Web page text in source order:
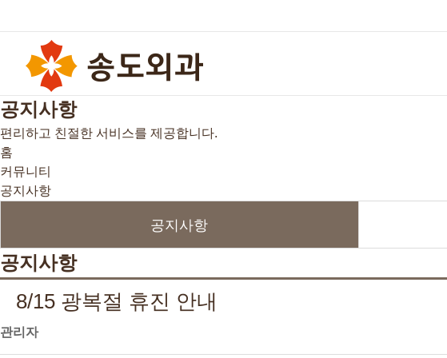
공지 사항
편리하고 친절한 서비스를 제공합니다.
홈
커뮤니티
공지사항
공지사항
공지사항
8/15 광복절 휴진 안내
관리자